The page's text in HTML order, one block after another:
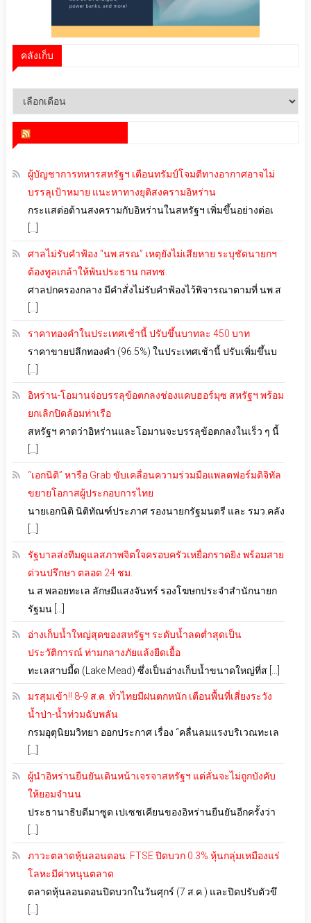
คลังเก็บ
คลัง
ผู้บัญชาการทหารสหรัฐฯ เตือนทรัมป์โจมตีทางอากาศอาจไม่
บรรลุเป้าหมาย แนะหาทางยุติสงครามอิหร่าน
กระแสต่อต้านสงครามกับอิหร่านในสหรัฐฯ เพิ่มขึ้นอย่างต่อเ
[…]
ศาลไม่รับคำฟ้อง “นพ.สรณ” เหตุยังไม่เสียหาย ระบุชัดนายกฯ
ต้องทูลเกล้าให้พ้นประธาน กสทช.
ศาลปกครองกลาง มีคำสั่งไม่รับคำฟ้องไว้พิจารณาตามที่ นพ.ส
[…]
ราคาทองคำในประเทศเช้านี้ ปรับขึ้นบาทละ 450 บาท
ราคาขายปลีกทองคำ (96.5%) ในประเทศเช้านี้ ปรับเพิ่มขึ้นบ
[…]
อิหร่าน-โอมานจ่อบรรลุข้อตกลงช่องแคบฮอร์มุซ สหรัฐฯ พร้อม
ยกเลิกปิดล้อมท่าเรือ
สหรัฐฯ คาดว่าอิหร่านและโอมานจะบรรลุข้อตกลงในเร็ว ๆ นี้
[…]
“เอกนิติ” หารือ Grab ขับเคลื่อนความร่วมมือแพลตฟอร์มดิจิทัล
ขยายโอกาสผู้ประกอบการไทย
นายเอกนิติ นิติทัณฑ์ประภาศ รองนายกรัฐมนตรี และ รมว.คลัง
[…]
รัฐบาลส่งทีมดูแลสภาพจิตใจครอบครัวเหยื่อกราดยิง พร้อมสาย
ด่วนปรึกษา ตลอด 24 ชม.
น.ส.พลอยทะเล ลักษมีแสงจันทร์ รองโฆษกประจำสำนักนายก
รัฐมน […]
อ่างเก็บน้ำใหญ่สุดของสหรัฐฯ ระดับน้ำลดต่ำสุดเป็น
ประวัติการณ์ ท่ามกลางภัยแล้งยืดเยื้อ
ทะเลสาบมี้ด (Lake Mead) ซึ่งเป็นอ่างเก็บน้ำขนาดใหญ่ที่ส […]
มรสุมเข้า!! 8-9 ส.ค. ทั่วไทยมีฝนตกหนัก เตือนพื้นที่เสี่ยงระวัง
น้ำป่า-น้ำท่วมฉับพลัน
กรมอุตุนิยมวิทยา ออกประกาศ เรื่อง “คลื่นลมแรงบริเวณทะเล
[…]
ผู้นำอิหร่านยืนยันเดินหน้าเจรจาสหรัฐฯ แต่ลั่นจะไม่ถูกบังคับ
ให้ยอมจำนน
ประธานาธิบดีมาซูด เปเซชเคียนของอิหร่านยืนยันอีกครั้งว่า
[…]
ภาวะตลาดหุ้นลอนดอน: FTSE ปิดบวก 0.3% หุ้นกลุ่มเหมืองแร่
โลหะมีค่าหนุนตลาด
ตลาดหุ้นลอนดอนปิดบวกในวันศุกร์ (7 ส.ค.) และปิดปรับตัวขึ
[…]